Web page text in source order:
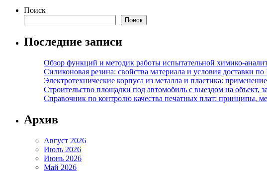
Поиск
Поиск
Последние записи
Обзор функций и методик работы испытательной химико-
Силиконовая резина: свойства материала и условия доставки по
Электротехнические корпуса из металла и пластика:
Строительство площадки под автомобиль с выездом на объект,
Справочник по контролю качества печатных плат: принципы,
Архив
Август 2026
Июль 2026
Июнь 2026
Май 2026